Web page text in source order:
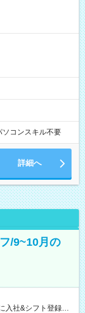
ソコンスキル不要
詳細へ
/9~10月の
入社&シフト登録す